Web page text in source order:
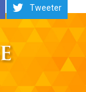
Tweeter